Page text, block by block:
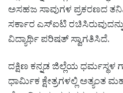
ಅಸಹಜ ಸಾವುಗಳ ಪ್ರಕರಣದ
ಸರ್ಕಾರ ಎಸ್ಐಟಿ
ವಿದ್ಯಾರ್ಥಿ ಪರಿಷತ್ ಸ್ವಾಗತಿಸಿದೆ.
ದಕ್ಷಿಣ ಕನ್ನಡ ಜಿಲ್ಲೆಯ ಧರ್ಮಸ್ಥಳ
ಧಾರ್ಮಿಕ ಕ್ಷೇತ್ರಗಳಲ್ಲಿ ಅತ್ಯಂತ